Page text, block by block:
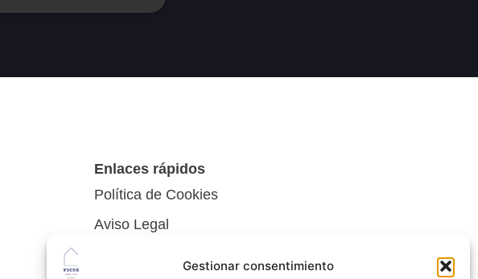
Gestionar consentimiento
Enlaces rápidos
Política de Cookies
Aviso Legal